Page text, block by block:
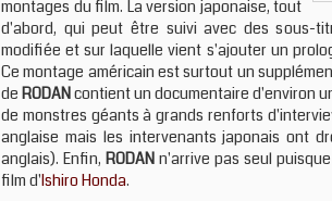
montages du film. La version japonaise, tout
d'abord, qui peut être suivi avec des sous-
modifiée et sur laquelle vient s'ajouter un
Ce montage américain est surtout un
de RODANcontient un documentaire d'environ
de monstres géants à grands renforts
anglaise mais les intervenants japonais ont
anglais). Enfin, RODANn'arrive pas seul
film d'Ishiro Honda.